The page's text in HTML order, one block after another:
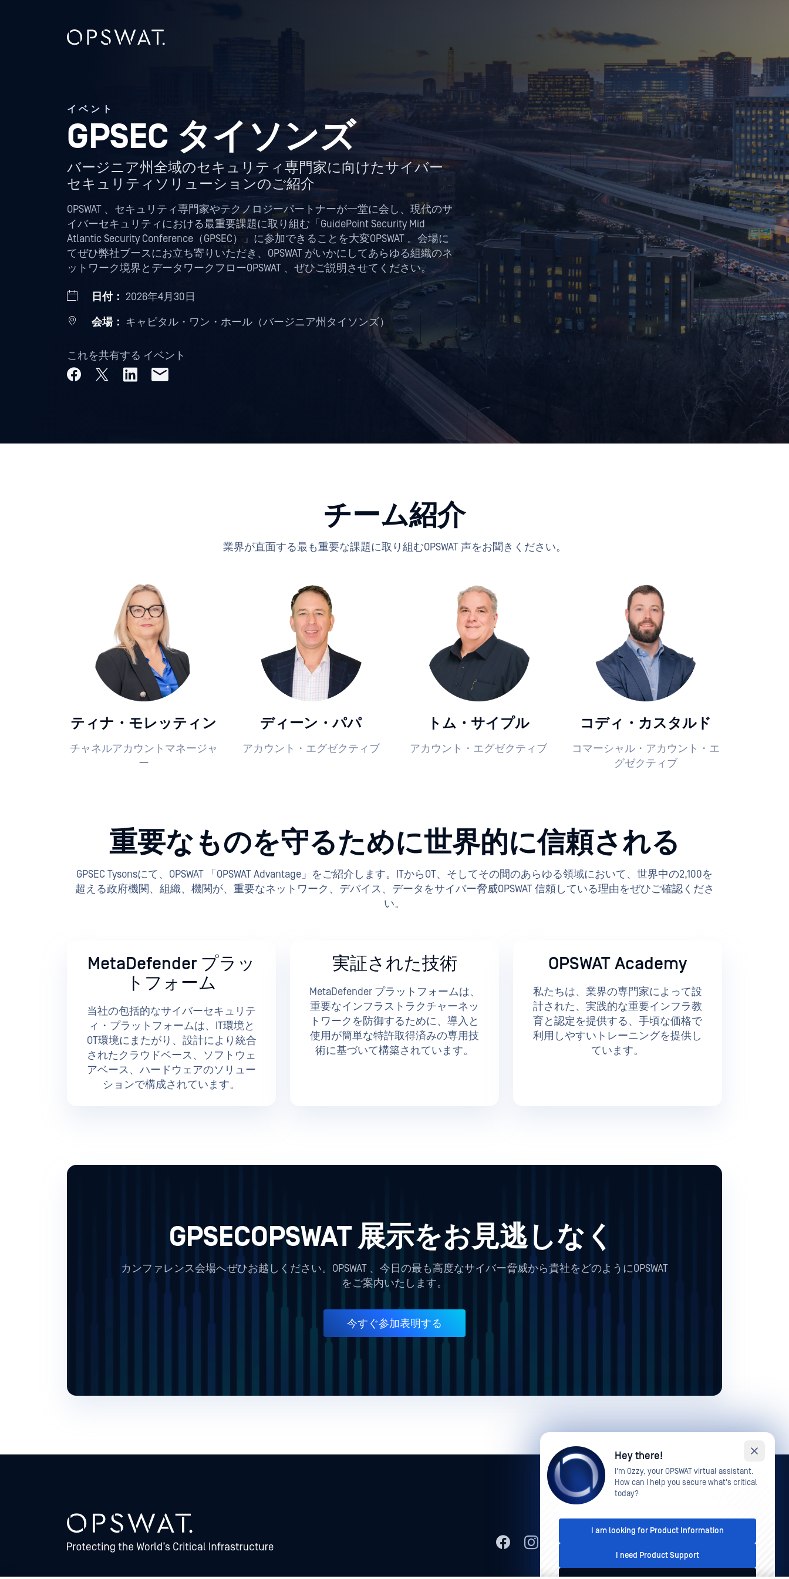
イベント
GPSEC タイソンズ
バージニア州全域のセキュリティ専門家に向けたサイバー
セキュリティソリューションのご紹介
OPSWAT 、セキュリティ専門家やテクノロジーパートナーが一堂に会し、現代のサ
イバーセキュリティにおける最重要課題に取り組む「GuidePoint Security Mid
Atlantic Security Conference（GPSEC）」に参加できることを大変OPSWAT 。会場に
てぜひ弊社ブースにお立ち寄りいただき、OPSWAT がいかにしてあらゆる組織のネ
ットワーク境界とデータワークフローOPSWAT 、ぜひご説明させてください。
日付： 2026年4月30日
会場： キャピタル・ワン・ホール（バージニア州タイソンズ）
これを共有する イベント
チーム紹介
業界が直面する最も重要な課題に取り組むOPSWAT 声をお聞きください。
ティナ・モレッティン
チャネルアカウントマネージャ
ー
ディーン・パパ
アカウント・エグゼクティブ
トム・サイプル
アカウント・エグゼクティブ
コディ・カスタルド
コマーシャル・アカウント・エ
グゼクティブ
重要なものを守るために世界的に信頼される
GPSEC Tysonsにて、OPSWAT 「OPSWAT Advantage」をご紹介します。ITからOT、そしてその間のあらゆる領域において、世界中の2,100を
超える政府機関、組織、機関が、重要なネットワーク、デバイス、データをサイバー脅威OPSWAT 信頼している理由をぜひご確認くださ
い。
MetaDefender プラッ
トフォーム
当社の包括的なサイバーセキュリテ
ィ・プラットフォームは、IT環境と
OT環境にまたがり、設計により統合
されたクラウドベース、ソフトウェ
アベース、ハードウェアのソリュー
ションで構成されています。
実証された技術
MetaDefender プラットフォームは、
重要なインフラストラクチャーネッ
トワークを防御するために、導入と
使用が簡単な特許取得済みの専用技
術に基づいて構築されています。
OPSWAT Academy
私たちは、業界の専門家によって設
計された、実践的な重要インフラ教
育と認定を提供する、手頃な価格で
利用しやすいトレーニングを提供し
ています。
GPSECOPSWAT 展示をお見逃しなく
カンファレンス会場へぜひお越しください。OPSWAT 、今日の最も高度なサイバー脅威から貴社をどのようにOPSWAT
をご案内いたします。
今すぐ参加表明する
Hey there!
I'm Ozzy, your OPSWAT virtual assistant.
How can I help you secure what's critical
today?
I am looking for Product Information
I need Product Support